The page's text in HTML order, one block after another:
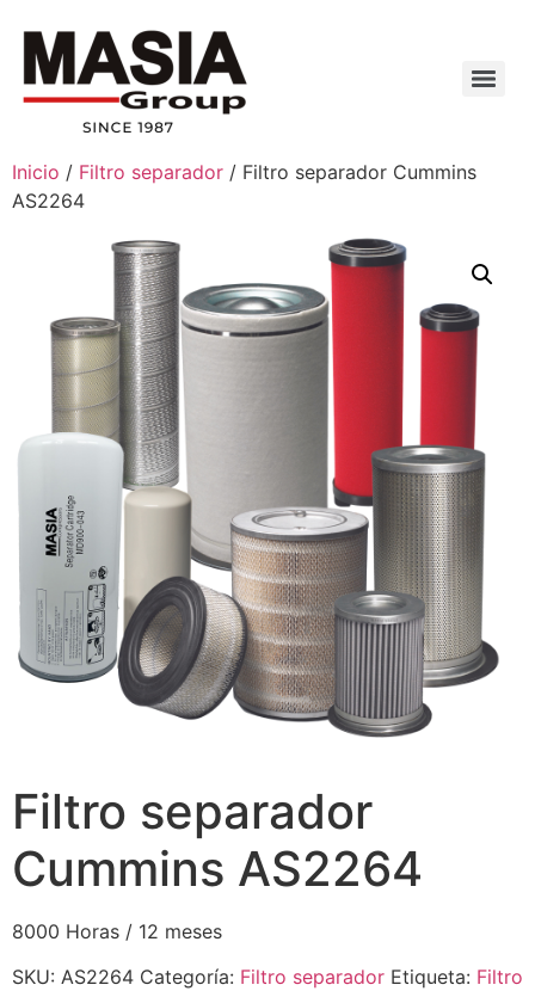
Inicio / Filtro separador / Filtro separador Cummins
AS2264
Filtro separador
Cummins AS2264
8000 Horas / 12 meses
SKU: AS2264 Categoría: Filtro separador Etiqueta: Filtro